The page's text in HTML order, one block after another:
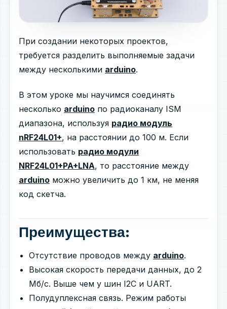
При создании некоторых проектов,
требуется разделить выполняемые задачи
между несколькими arduino.
В этом уроке мы научимся соединять
несколько arduino по радиоканалу ISM
диапазона, используя радио модуль
nRF24L01+, на расстоянии до 100 м. Если
использовать радио модули
NRF24L01+PA+LNA, то расстояние между
arduino можно увеличить до 1 км, не меняя
код скетча.
Преимущества:
Отсутствие проводов между arduino.
Высокая скорость передачи данных, до 2
Мб/с. Выше чем у шин I2C и UART.
Полудуплексная связь. Режим работы